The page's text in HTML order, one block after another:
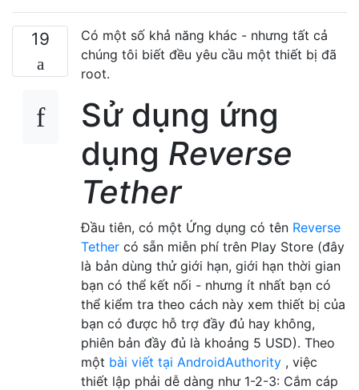
19
Có một số khả năng khác - nhưng tất cả
chúng tôi biết đều yêu cầu một thiết bị đã
root.
Sử dụng ứng
dụng Reverse
Tether
Đầu tiên, có một Ứng dụng có tên Reverse
Tether có sẵn miễn phí trên Play Store (đây
là bản dùng thử giới hạn, giới hạn thời gian
bạn có thể kết nối - nhưng ít nhất bạn có
thể kiểm tra theo cách này xem thiết bị của
bạn có được hỗ trợ đầy đủ hay không,
phiên bản đầy đủ là khoảng 5 USD). Theo
một bài viết tại AndroidAuthority , việc
thiết lập phải dễ dàng như 1-2-3: Cắm cáp